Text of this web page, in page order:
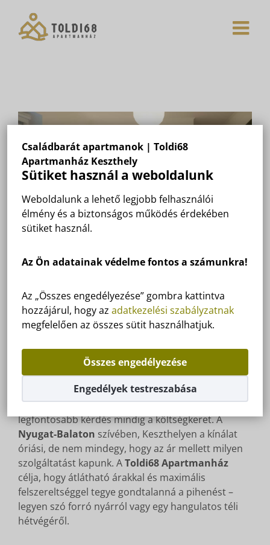
Családbarát apartmanok | Toldi68
Apartmanház Keszthely
Sütiket használ a weboldalunk
Weboldalunk a lehető legjobb felhasználói
élmény és a biztonságos működés érdekében
sütiket használ.
Az Ön adatainak védelme fontos a számunkra!
Az „Összes engedélyezése” gombra kattintva
hozzájárul, hogy az adatkezelési szabályzatnak
megfelelően az összes sütit használhatjuk.
Összes engedélyezése
Engedélyek testreszabása
content
Mennyibe kerül egy balatoni
nyaralás? Árak és értékek
Keszthelyen a Toldi68-ban
Amikor a családi vakációt tervezzük, az első és
legfontosabb kérdés mindig a költségkeret. A
Nyugat-Balaton szívében, Keszthelyen a kínálat
óriási, de nem mindegy, hogy az ár mellett milyen
szolgáltatást kapunk. AToldi68 Apartmanház
célja, hogy átlátható árakkal és maximális
felszereltséggel tegye gondtalanná a pihenést –
legyen szó forró nyárról vagy egy hangulatos téli
hétvégéről.